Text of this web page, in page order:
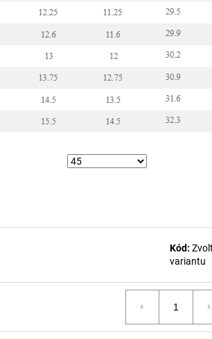
Kód:
variantu